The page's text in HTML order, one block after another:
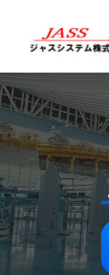
へ
ス
キ
ッ
プ